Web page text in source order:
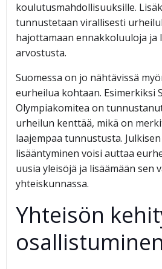
koulutusmahdollisuuksille.
tunnustetaan virallisesti
hajottamaan ennakkoluuloja ja
arvostusta.
Suomessa on jo nähtävissä
eurheilua kohtaan. Esimerkiksi
Olympiakomitea on
urheilun kenttää, mikä on
laajempaa tunnustusta.
lisääntyminen voisi auttaa
uusia yleisöjä ja lisäämään sen
yhteiskunnassa.
Yhteisön
osallistuminen